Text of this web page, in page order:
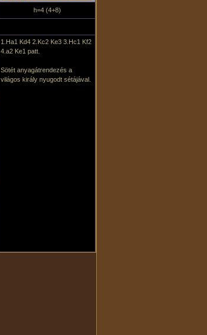
h=4 (4+8)
1.Ha1 Kd4 2.Kc2 Ke3 3.Hc1 Kf2
4.a2 Ke1 patt.
Sötét anyagátrendezés a
világos király nyugodt sétájával.